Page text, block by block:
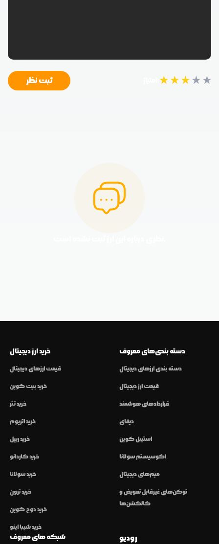
★★★★★ ثبت نظر
خرید ارز دیجیتال
قیمت ارزهای دیجیتال
خرید بیت کوین
خرید تتر
خرید اتریوم
خرید ریپل
خرید کاردانو
خرید سولانا
خرید ترون
خرید دوج کوین
خرید شیبا اینو
دسته بندی‌های معروف
دسته بندی ارزهای دیجیتال
قیمت ارز دیجیتال
قراردادهای هوشمند
دیفای
استیبل کوین
اکوسیستم سولانا
میم‌های دیجیتال
توکن‌های غیرقابل تعویض و
کالکشن‌ها
شبکه های معروف رودیو